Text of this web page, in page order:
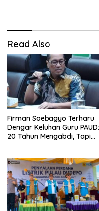
Read Also
Firman Soebagyo Terharu
Dengar Keluhan Guru PAUD:
20 Tahun Mengabdi, Tapi